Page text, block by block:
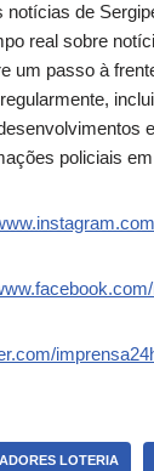
de
real sobre
um passo à
policiais
LOTERIA